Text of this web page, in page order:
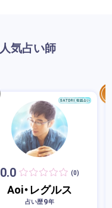
気占い師
0.0 (0)
Aoi・レグルス
占い歴9年